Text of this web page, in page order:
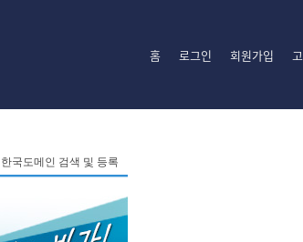
홈 로그인 회원가입
한국도메인 검색 및 등록